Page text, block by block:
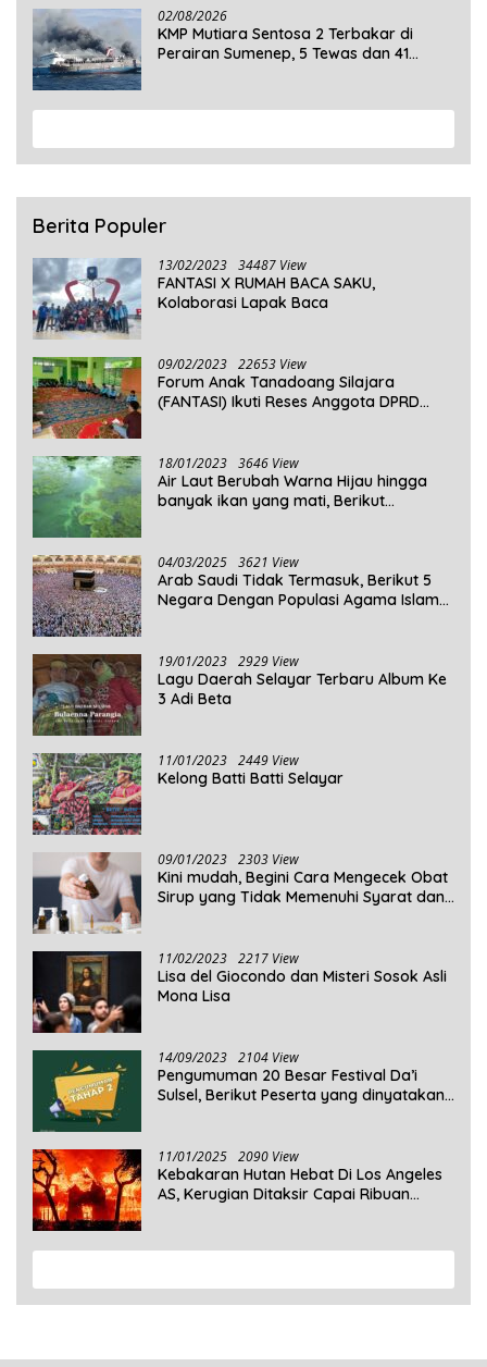
02/08/2026
KMP Mutiara Sentosa 2 Terbakar di
Perairan Sumenep, 5 Tewas dan 41
Berita Populer
13/02/2023 34487 View
FANTASI X RUMAH BACA SAKU,
Kolaborasi Lapak Baca
09/02/2023 22653 View
Forum Anak Tanadoang Silajara
(FANTASI) Ikuti Reses Anggota DPRD
18/01/2023 3646 View
Air Laut Berubah Warna Hijau hingga
banyak ikan yang mati, Berikut
04/03/2025 3621 View
Arab Saudi Tidak Termasuk, Berikut 5
Negara Dengan Populasi Agama Islam
19/01/2023 2929 View
Lagu Daerah Selayar Terbaru Album Ke
3 Adi Beta
11/01/2023 2449 View
Kelong Batti Batti Selayar
09/01/2023 2303 View
Kini mudah, Begini Cara Mengecek Obat
Sirup yang Tidak Memenuhi Syarat dan
11/02/2023 2217 View
Lisa del Giocondo dan Misteri Sosok Asli
Mona Lisa
14/09/2023 2104 View
Pengumuman 20 Besar Festival Da’i
Sulsel, Berikut Peserta yang dinyatakan
11/01/2025 2090 View
Kebakaran Hutan Hebat Di Los Angeles
AS, Kerugian Ditaksir Capai Ribuan